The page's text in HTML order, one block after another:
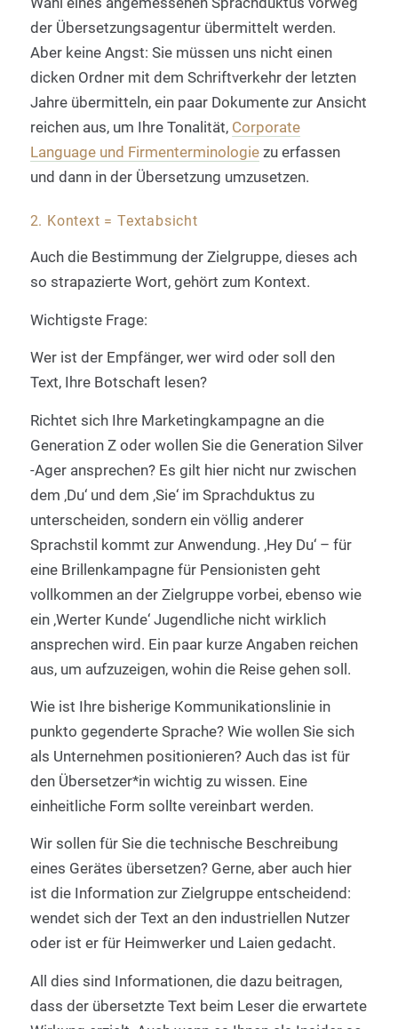
der Übersetzungsagentur übermittelt werden.
Aber keine Angst: Sie müssen uns nicht einen
dicken Ordner mit dem Schriftverkehr der letzten
Jahre übermitteln, ein paar Dokumente zur Ansicht
reichen aus, um Ihre Tonalität, Corporate
Language und Firmenterminologiezu erfassen
und dann in der Übersetzung umzusetzen.
2. Kontext = Textabsicht
Auch die Bestimmung der Zielgruppe, dieses ach
so strapazierte Wort, gehört zum Kontext.
Wichtigste Frage:
Wer ist der Empfänger, wer wird oder soll den
Text, Ihre Botschaft lesen?
Richtet sich Ihre Marketingkampagne an die
Generation Z oder wollen Sie die Generation Silver
-Ager ansprechen? Es gilt hier nicht nur zwischen
dem ‚Du‘ und dem ‚Sie‘ im Sprachduktus zu
unterscheiden, sondern ein völlig anderer
Sprachstil kommt zur Anwendung. ‚Hey Du‘ – für
eine Brillenkampagne für Pensionisten geht
vollkommen an der Zielgruppe vorbei, ebenso wie
ein ‚Werter Kunde‘ Jugendliche nicht wirklich
ansprechen wird. Ein paar kurze Angaben reichen
aus, um aufzuzeigen, wohin die Reise gehen soll.
Wie ist Ihre bisherige Kommunikationslinie in
punkto gegenderte Sprache? Wie wollen Sie sich
als Unternehmen positionieren? Auch das ist für
den Übersetzer*in wichtig zu wissen. Eine
einheitliche Form sollte vereinbart werden.
Wir sollen für Sie die technische Beschreibung
eines Gerätes übersetzen? Gerne, aber auch hier
ist die Information zur Zielgruppe entscheidend:
wendet sich der Text an den industriellen Nutzer
oder ist er für Heimwerker und Laien gedacht.
All dies sind Informationen, die dazu beitragen,
dass der übersetzte Text beim Leser die erwartete